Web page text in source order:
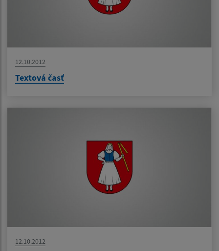
12.10.2012
Textová časť
12.10.2012